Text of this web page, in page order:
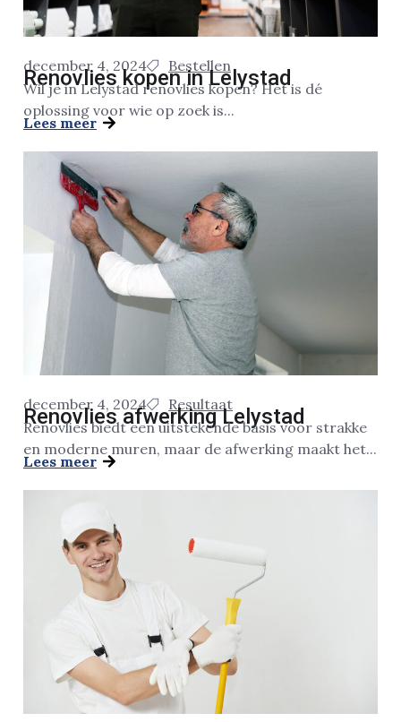
december 4, 2024 Bestellen
Renovlies kopen in Lelystad
Wil je in Lelystad renovlies kopen? Het is dé
oplossing voor wie op zoek is...
Lees meer
december 4, 2024 Resultaat
Renovlies afwerking Lelystad
Renovlies biedt een uitstekende basis voor strakke
en moderne muren, maar de afwerking maakt het...
Lees meer